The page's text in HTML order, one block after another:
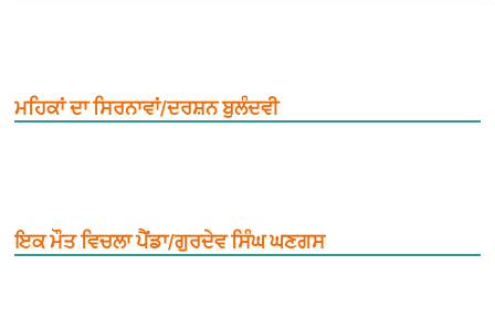
ਮਹਿਕਾਂ ਦਾ ਸਿਰਨਾਵਾਂ/ਦਰਸ਼ਨ ਬੁਲੰਦਵੀ
ਇਕ ਮੌਤ ਵਿਚਲਾ ਪੈਂਡਾ/ਗੁਰਦੇਵ ਸਿੰਘ ਘਣਗਸ